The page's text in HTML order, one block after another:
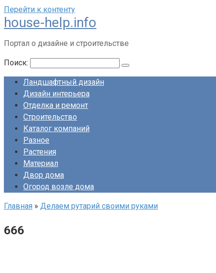
Перейти к контенту
house-help.info
Портал о дизайне и строительстве
Поиск:
Ландшафтный дизайн
Дизайн интерьера
Отделка и ремонт
Строительство
Каталог компаний
Разное
Растения
Материал
Двор дома
Огород возле дома
Главная » Делаем рутарий своими руками
666